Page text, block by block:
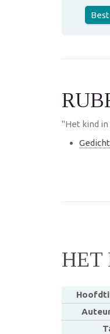
"Het kind in
HET